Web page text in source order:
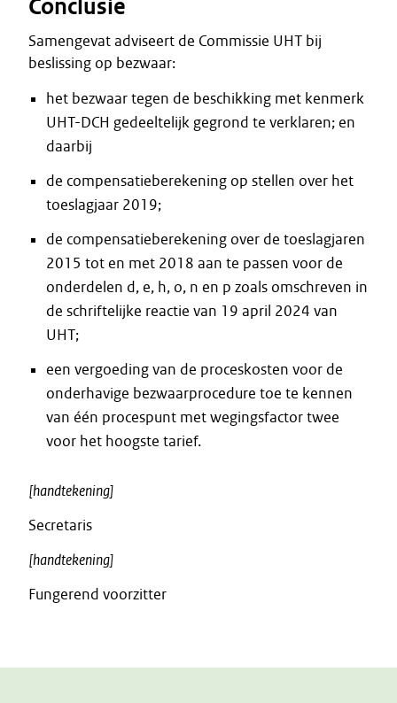
Conclusie
Samengevat adviseert de Commissie UHT bij
beslissing op bezwaar:
het bezwaar tegen de beschikking met kenmerk
UHT-DCH gedeeltelijk gegrond te verklaren; en
daarbij
de compensatieberekening op stellen over het
toeslagjaar 2019;
de compensatieberekening over de toeslagjaren
2015 tot en met 2018 aan te passen voor de
onderdelen d, e, h, o, n en p zoals omschreven in
de schriftelijke reactie van 19 april 2024 van
UHT;
een vergoeding van de proceskosten voor de
onderhavige bezwaarprocedure toe te kennen
van één procespunt met wegingsfactor twee
voor het hoogste tarief.
[handtekening]
Secretaris
[handtekening]
Fungerend voorzitter